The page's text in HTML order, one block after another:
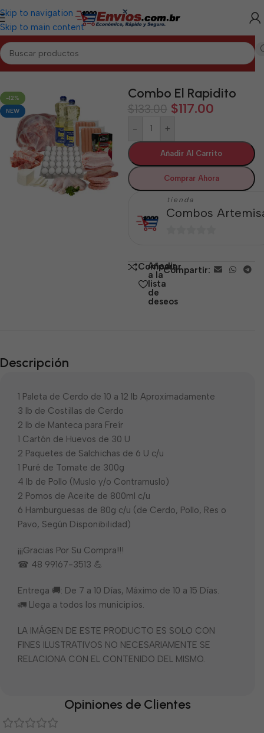
Skip to navigation
Skip to main content
Inicio/ARTEMISA/Combos Artemisa
-12%
NEW
Combo El Rapidito
$133.00 $117.00
- +
Añadir Al Carrito
Comprar Ahora
tienda
Combos
5
Comparar
Añadir
a la
lista
de
deseos
Compartir:
Descripción
1 Paleta de Cerdo de 10 a 12 lb Aproximadamente
3 lb de Costillas de Cerdo
2 lb de Manteca para Freír
1 Cartón de Huevos de 30 U
2 Paquetes de Salchichas de 6 U c/u
1 Puré de Tomate de 300g
4 lb de Pollo (Muslo y/o Contramuslo)
2 Pomos de Aceite de 800ml c/u
6 Hamburguesas de 80g c/u (de Cerdo, Pollo, Res o
Pavo, Según Disponibilidad)
¡¡¡Gracias Por Su Compra!!!
☎ 48 99167-3513 💪
Entrega 🚚: De 7 a 10 Días, Máximo de 10 a 15 Días.
🚛 Llega a todos los municipios.
LA IMÁGEN DE ESTE PRODUCTO ES SOLO CON
FINES ILUSTRATIVOS NO NECESARIAMENTE SE
RELACIONA CON EL CONTENIDO DEL MISMO.
Opiniones de Clientes